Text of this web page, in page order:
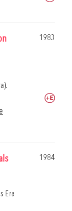
1983
1984
Era